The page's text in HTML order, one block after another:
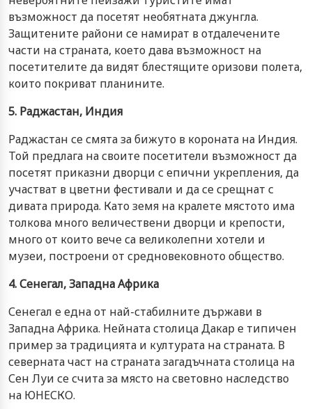
възможност да посетят необятната джунгла.
Защитените райони се намират в отдалечените
части на страната, което дава възможност на
посетителите да видят блестящите оризови полета,
които покриват планините.
5. Раджастан, Индия
Раджастан се смята за бижуто в короната на Индия.
Той предлага на своите посетители възможност да
посетят приказни дворци с епични укрепления, да
участват в цветни фестивали и да се срещнат с
дивата природа. Като земя на кралете мястото има
толкова много величествени дворци и крепости,
много от които вече са великолепни хотели и
музеи, построени от средновековното общество.
4. Сенегал, Западна Африка
Сенегал е една от най-стабилните държави в
Западна Африка. Нейната столица Дакар е типичен
пример за традицията и културата на страната. В
северната част на страната загадъчната столица на
Сен Луи се счита за място на световно наследство
на ЮНЕСКО.